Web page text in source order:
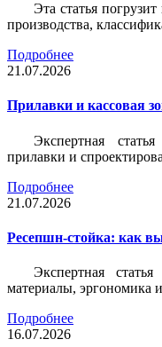
Эта статья
производства,
Подробнее
21.07.2026
Прилавки и кассовая
Экспертная
прилавки и
Подробнее
21.07.2026
Ресепшн-стойка: как
Экспертная
материалы, эргономика
Подробнее
16.07.2026